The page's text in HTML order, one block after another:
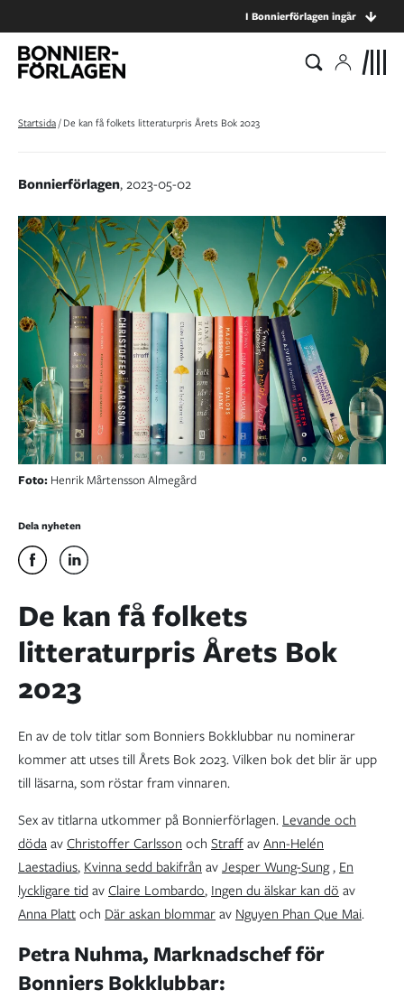
I Bonnierförlagen ingår
Startsida/De kan få folkets litteraturpris Årets Bok 2023
Bonnierförlagen, 2023-05-02
Foto: Henrik Mårtensson Almegård
Dela nyheten
De kan få folkets
litteraturpris Årets Bok
2023
En av de tolv titlar som Bonniers Bokklubbar nu nominerar
kommer att utses till Årets Bok 2023. Vilken bok det blir är upp
till läsarna, som röstar fram vinnaren.
Sex av titlarna utkommer på Bonnierförlagen. Levande och
dödaavChristoffer Carlsson och StraffavAnn-Helén
Laestadius, Kvinna sedd bakifrån avJesper Wung-Sung, En
lyckligare tid avClaire Lombardo, Ingen du älskar kan dö av
Anna Plattoch Där askan blommarav Nguyen Phan Que Mai.
Petra Nuhma, Marknadschef för
Bonniers Bokklubbar: